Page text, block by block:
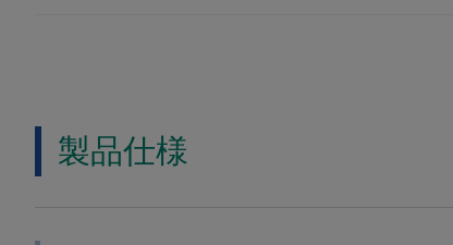
製品仕様